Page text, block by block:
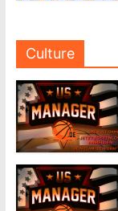
Culture